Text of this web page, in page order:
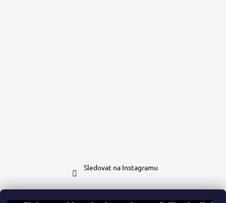
Sledovat na Instagramu
Kontakt